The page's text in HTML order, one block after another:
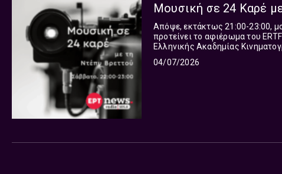
Μουσική σε 24 Καρέ
Απόψε, εκτάκτως 21:00-23:00,
προτείνει το αφιέρωμα του
Ελληνικής Ακαδημίας
04/07/2026